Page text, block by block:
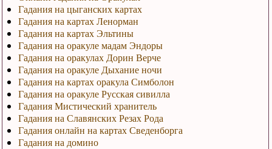
Гадания на цыганских картах
Гадания на картах Ленорман
Гадания на картах Эльтины
Гадания на оракуле мадам Эндоры
Гадания на оракулах Дорин Верче
Гадания на оракуле Дыхание ночи
Гадания на картах оракула Симболон
Гадания на оракуле Русская сивилла
Гадания Мистический хранитель
Гадания на Славянских Резах Рода
Гадания онлайн на картах Сведенборга
Гадания на домино